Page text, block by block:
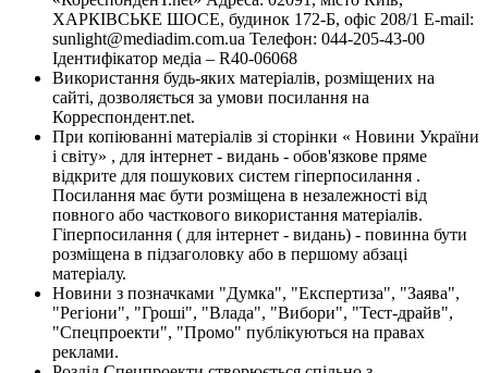
ХАРКІВСЬКЕ ШОСЕ, будинок 172-Б, офіс 208/1 E-mail:
sunlight@mediadim.com.ua Телефон: 044-205-43-00
Ідентифікатор медіа – R40-06068
Використання будь-яких матеріалів, розміщених на
сайті, дозволяється за умови посилання на
Корреспондент.net.
При копіюванні матеріалів зі сторінки « Новини України
і світу» , для інтернет - видань - обов'язкове пряме
відкрите для пошукових систем гіперпосилання .
Посилання має бути розміщена в незалежності від
повного або часткового використання матеріалів.
Гіперпосилання ( для інтернет - видань) - повинна бути
розміщена в підзаголовку або в першому абзаці
матеріалу.
Новини з позначками "Думка", "Експертиза", "Заява",
"Регіони", "Гроші", "Влада", "Вибори", "Тест-драйв",
"Спецпроекти", "Промо" публікуються на правах
реклами.